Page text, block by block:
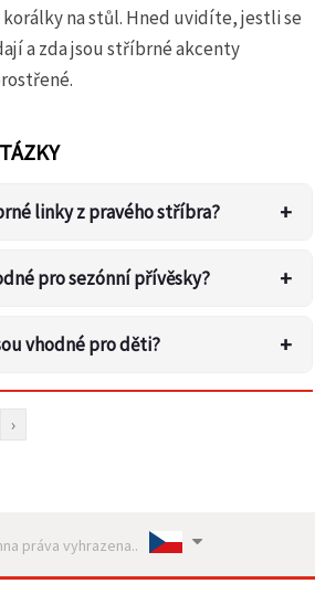
na stůl. Hned uvidíte, jestli se
a zda jsou stříbrné akcenty
linky z pravého stříbra? +
pro sezónní přívěsky? +
vhodné pro děti? +
›
práva vyhrazena..